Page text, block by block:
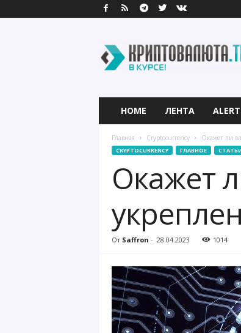
и
HOME ЛЕНТА ALERT
Главная Cryptocurrency Окажет ли
CRYPTOCURRENCY ГЛАВНОЕ
Окажет
От Saffron - 28.04.2023 1014